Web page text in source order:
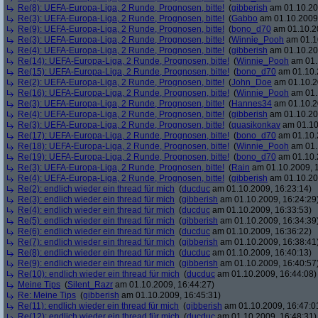
Re(8): UEFA-Europa-Liga, 2 Runde, Prognosen, bitte! (gibberish am
Re(3): UEFA-Europa-Liga, 2 Runde, Prognosen, bitte! (Gabbo am
Re(9): UEFA-Europa-Liga, 2 Runde, Prognosen, bitte! (bono_d70 am
Re(3): UEFA-Europa-Liga, 2 Runde, Prognosen, bitte! (Winnie_Pooh am
Re(4): UEFA-Europa-Liga, 2 Runde, Prognosen, bitte! (gibberish am
Re(14): UEFA-Europa-Liga, 2 Runde, Prognosen, bitte! (Winnie_Pooh am
Re(15): UEFA-Europa-Liga, 2 Runde, Prognosen, bitte! (bono_d70 am
Re(2): UEFA-Europa-Liga, 2 Runde, Prognosen, bitte! (John_Doe am
Re(16): UEFA-Europa-Liga, 2 Runde, Prognosen, bitte! (Winnie_Pooh am
Re(3): UEFA-Europa-Liga, 2 Runde, Prognosen, bitte! (Hannes34 am
Re(4): UEFA-Europa-Liga, 2 Runde, Prognosen, bitte! (gibberish am
Re(3): UEFA-Europa-Liga, 2 Runde, Prognosen, bitte! (quasikonkav am
Re(17): UEFA-Europa-Liga, 2 Runde, Prognosen, bitte! (bono_d70 am
Re(18): UEFA-Europa-Liga, 2 Runde, Prognosen, bitte! (Winnie_Pooh am
Re(19): UEFA-Europa-Liga, 2 Runde, Prognosen, bitte! (bono_d70 am
Re(3): UEFA-Europa-Liga, 2 Runde, Prognosen, bitte! (Rain am 01.10.2009,
Re(4): UEFA-Europa-Liga, 2 Runde, Prognosen, bitte! (gibberish am
Re(2): endlich wieder ein thread für mich (ducduc am 01.10.2009, 16:23:14)
Re(3): endlich wieder ein thread für mich (gibberish am 01.10.2009,
Re(4): endlich wieder ein thread für mich (ducduc am 01.10.2009, 16:33:53)
Re(5): endlich wieder ein thread für mich (gibberish am 01.10.2009,
Re(6): endlich wieder ein thread für mich (ducduc am 01.10.2009, 16:36:22)
Re(7): endlich wieder ein thread für mich (gibberish am 01.10.2009,
Re(8): endlich wieder ein thread für mich (ducduc am 01.10.2009, 16:40:13)
Re(9): endlich wieder ein thread für mich (gibberish am 01.10.2009,
Re(10): endlich wieder ein thread für mich (ducduc am 01.10.2009, 16:44:08)
Meine Tips (Silent_Razr am 01.10.2009, 16:44:27)
Re: Meine Tips (gibberish am 01.10.2009, 16:45:31)
Re(11): endlich wieder ein thread für mich (gibberish am 01.10.2009,